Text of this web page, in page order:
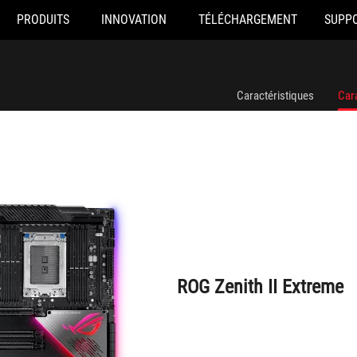
PRODUITS INNOVATION TÉLÉCHARGEMENT
Caractéristiques
ROG Zenith II Extreme
ROG Zenith II Extreme